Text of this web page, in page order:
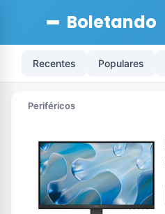
Boletando
Recentes Populares
Periféricos